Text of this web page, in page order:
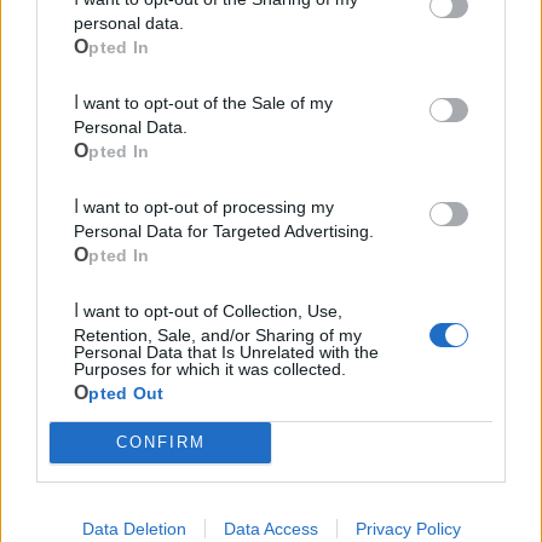
personal data.
Opted In
Personal Data.
Opted In
Personal Data for Targeted Advertising.
Opted In
Retention, Sale, and/or Sharing of my
Personal Data that Is Unrelated with the
Purposes for which it was collected.
Opted Out
CONFIRM
Data Deletion Data Access Privacy Policy
Ecocentro e rifiuti